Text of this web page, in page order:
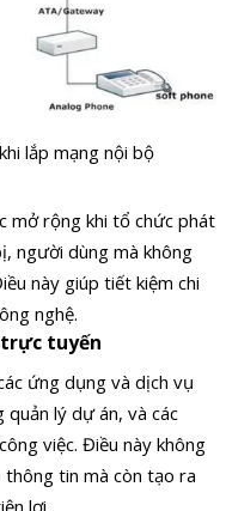
lắp mạng nội bộ
mở rộng khi tổ chức phát
người dùng mà không
này giúp tiết kiệm chi
nghệ.
tuyến
ứng dụng và dịch vụ
lý dự án, và các
việc. Điều này không
tin mà còn tạo ra